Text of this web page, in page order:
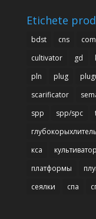
Etichete
bdst cns
cultivator
gd
pln
plug
scarificator
spp
spp/spc
глубокорыхлитель
кса
культиватор
платформы
сеялки
спа